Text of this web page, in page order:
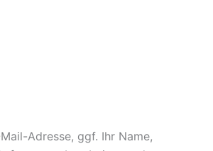
Adresse, ggf. Ihr Name,